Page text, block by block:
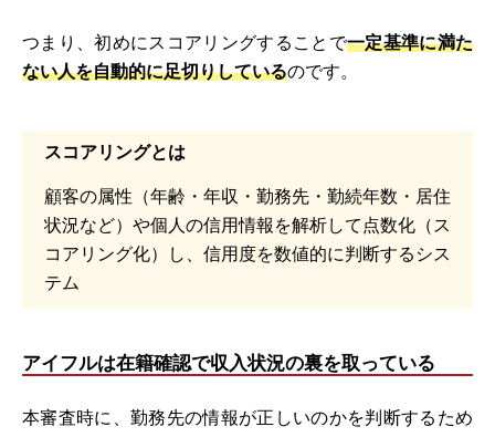
つまり、初めにスコアリングすることで一定基準に満た
ない人を自動的に足切りしているのです。
スコアリングとは
顧客の属性（年齢・年収・勤務先・勤続年数・居住
状況など）や個人の信用情報を解析して点数化（ス
コアリング化）し、信用度を数値的に判断するシス
テム
アイフルは在籍確認で収入状況の裏を取っている
本審査時に、勤務先の情報が正しいのかを判断するため